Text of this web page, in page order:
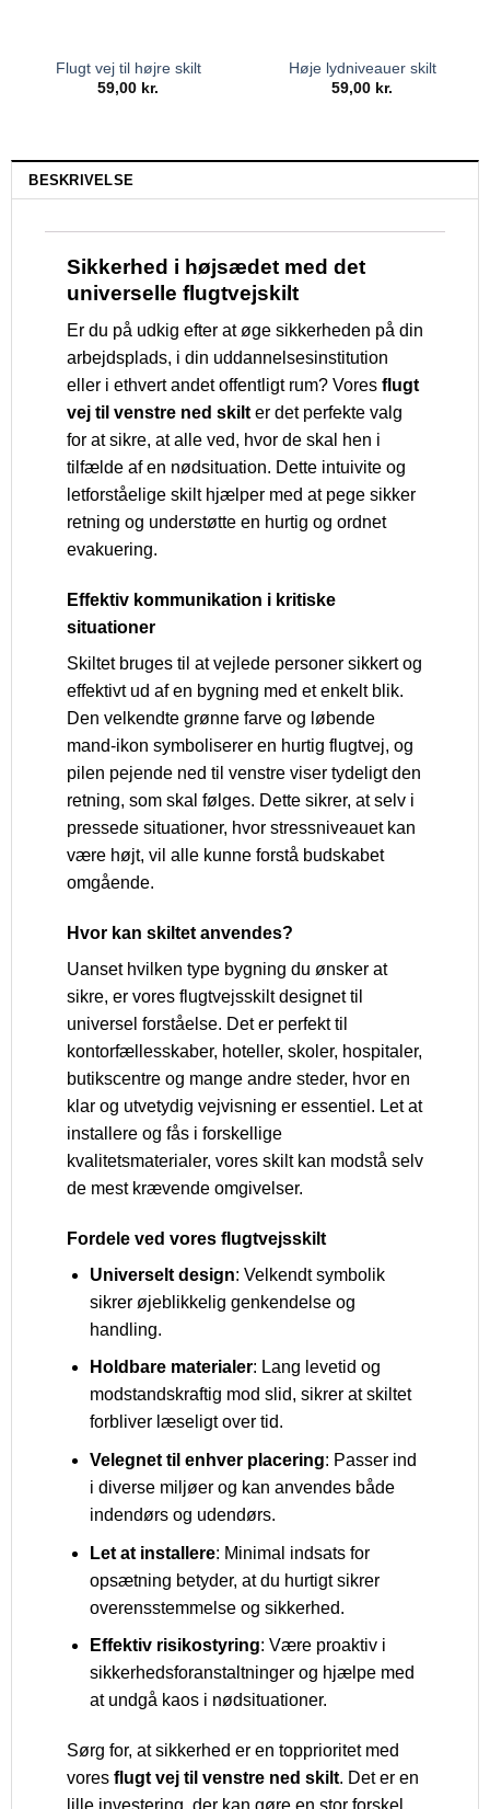
Flugt vej til højre skilt
59,00 kr.
Høje lydniveauer skilt
59,00 kr.
BESKRIVELSE
Sikkerhed i højsædet med det
universelle flugtvejskilt
Er du på udkig efter at øge sikkerheden på din
arbejdsplads, i din uddannelsesinstitution
eller i ethvert andet offentligt rum? Vores flugt
vej til venstre ned skilt er det perfekte valg
for at sikre, at alle ved, hvor de skal hen i
tilfælde af en nødsituation. Dette intuivite og
letforståelige skilt hjælper med at pege sikker
retning og understøtte en hurtig og ordnet
evakuering.
Effektiv kommunikation i kritiske
situationer
Skiltet bruges til at vejlede personer sikkert og
effektivt ud af en bygning med et enkelt blik.
Den velkendte grønne farve og løbende
mand-ikon symboliserer en hurtig flugtvej, og
pilen pejende ned til venstre viser tydeligt den
retning, som skal følges. Dette sikrer, at selv i
pressede situationer, hvor stressniveauet kan
være højt, vil alle kunne forstå budskabet
omgående.
Hvor kan skiltet anvendes?
Uanset hvilken type bygning du ønsker at
sikre, er vores flugtvejsskilt designet til
universel forståelse. Det er perfekt til
kontorfællesskaber, hoteller, skoler, hospitaler,
butikscentre og mange andre steder, hvor en
klar og utvetydig vejvisning er essentiel. Let at
installere og fås i forskellige
kvalitetsmaterialer, vores skilt kan modstå selv
de mest krævende omgivelser.
Fordele ved vores flugtvejsskilt
Universelt design: Velkendt symbolik
sikrer øjeblikkelig genkendelse og
handling.
Holdbare materialer: Lang levetid og
modstandskraftig mod slid, sikrer at skiltet
forbliver læseligt over tid.
Velegnet til enhver placering: Passer ind
i diverse miljøer og kan anvendes både
indendørs og udendørs.
Let at installere: Minimal indsats for
opsætning betyder, at du hurtigt sikrer
overensstemmelse og sikkerhed.
Effektiv risikostyring: Være proaktiv i
sikkerhedsforanstaltninger og hjælpe med
at undgå kaos i nødsituationer.
Sørg for, at sikkerhed er en topprioritet med
vores flugt vej til venstre ned skilt. Det er en
lille investering, der kan gøre en stor forskel,